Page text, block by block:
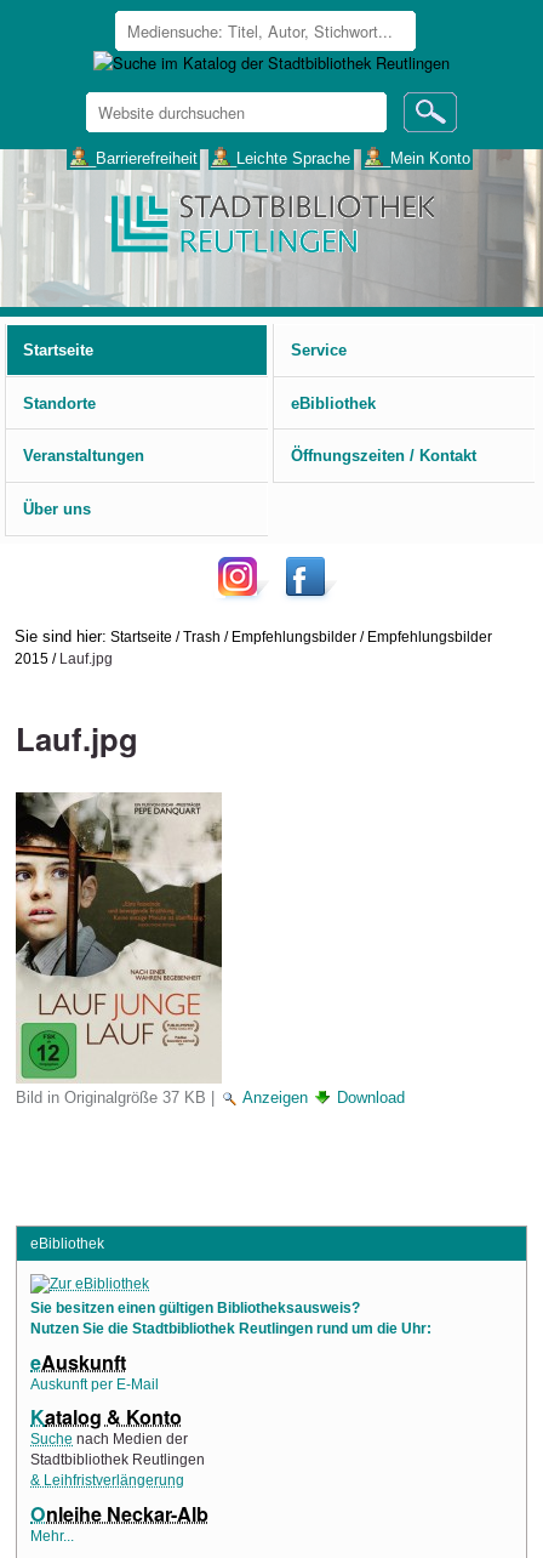
Website
durchsuchen
___Barrierefreiheit ___Leichte Sprache ___Mein Konto
Startseite
Service
Standorte eBibliothek
Veranstaltungen Öffnungszeiten / Kontakt
Über uns
Sie sind hier: Startseite /Trash / Empfehlungsbilder / Empfehlungsbilder
2015 / Lauf.jpg
Lauf.jpg
Bild in Originalgröße 37 KB | Anzeigen Download
eBibliothek
Sie besitzen einen gültigen Bibliotheksausweis?
Nutzen Sie die Stadtbibliothek Reutlingen rund um die Uhr:
eAuskunft
Auskunft per E-Mail
Katalog & Konto
Suche nach Medien der
Stadtbibliothek Reutlingen
& Leihfristverlängerung
Onleihe Neckar-Alb
Mehr...